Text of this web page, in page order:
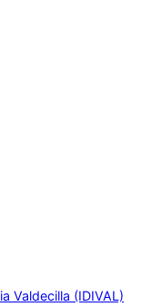
Valdecilla (IDIVAL)